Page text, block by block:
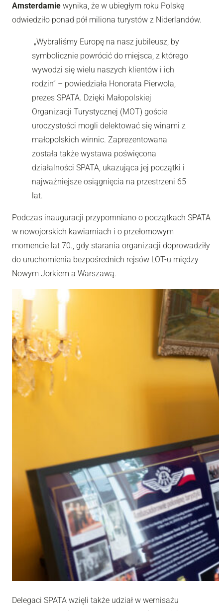
Amsterdamie wynika, że w ubiegłym roku Polskę
odwiedziło ponad pół miliona turystów z Niderlandów.
„Wybraliśmy Europę na nasz jubileusz, by
symbolicznie powrócić do miejsca, z którego
wywodzi się wielu naszych klientów i ich
rodzin” – powiedziała Honorata Pierwola,
prezes SPATA. Dzięki Małopolskiej
Organizacji Turystycznej (MOT) goście
uroczystości mogli delektować się winami z
małopolskich winnic. Zaprezentowana
została także wystawa poświęcona
działalności SPATA, ukazująca jej początki i
najważniejsze osiągnięcia na przestrzeni 65
lat.
Podczas inauguracji przypomniano o początkach SPATA
w nowojorskich kawiarniach i o przełomowym
momencie lat 70., gdy starania organizacji doprowadziły
do uruchomienia bezpośrednich rejsów LOT-u między
Nowym Jorkiem a Warszawą.
Delegaci SPATA wzięli także udział w wernisażu